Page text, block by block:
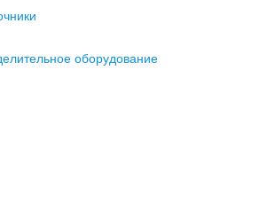
оборудование